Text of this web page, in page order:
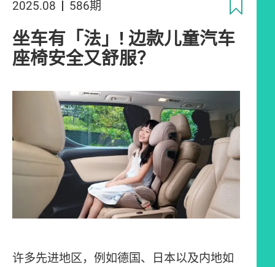
2025.08 586期
坐车有「法」! 边款儿童汽车
座椅安全又舒服？
许多先进地区，例如德国、日本以及内地如